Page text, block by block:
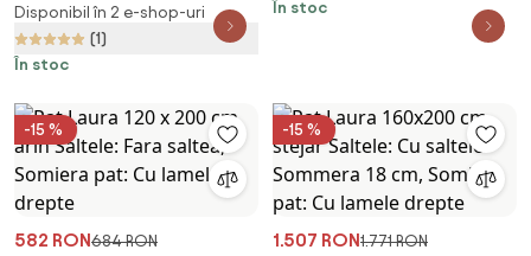
somiera
Disponibil în 2 e-shop-uri
(1)
În stoc
drepte
În stoc
-15 %
582 RON684 RON
-15 %
1.507 RON1.771 RON